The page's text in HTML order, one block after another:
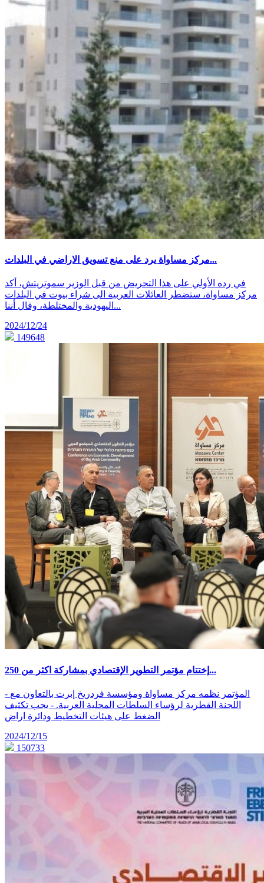
مركز مساواة يرد على منع تسويق الاراضي في البلدات...
في رده الأولي على هذا التحريض من قبل الوزير سموتريتش، أكد
مركز مساواة، ستضطر العائلات العربية الى شراء بيوت في البلدات
اليهودية والمختلطة، وقال أننا...
2024/12/24
149648
إختتام مؤتمر التطوير الإقتصادي بمشاركة اكثر من 250...
- المؤتمر نظمه مركز مساواة ومؤسسة فردريخ إبرت بالتعاون مع
اللجنة القطرية لرؤساء السلطات المحلية العربية. - يجب تكثيف
الضغط على هيئات التخطيط ودائرة اراض
2024/12/15
150733